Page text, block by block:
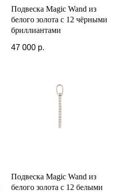
Подвеска Magic Wand из
белого золота с 12 чёрными
бриллиантами
47 000 р.
Подвеска Magic Wand из
белого золота с 12 белыми